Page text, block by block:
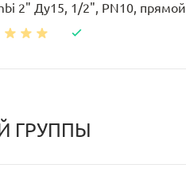
2" Ду15, 1/2", PN10, прямой
ГРУППЫ